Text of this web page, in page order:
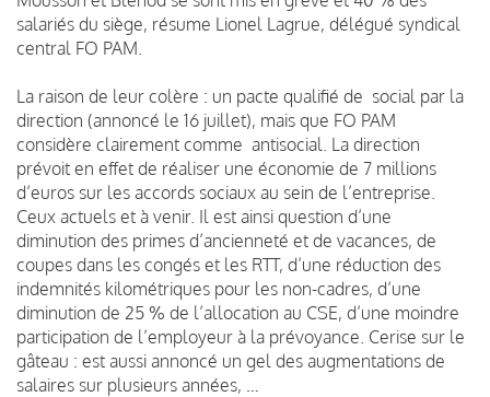
salariés du siège, résume Lionel Lagrue, délégué syndical
central FO PAM.
La raison de leur colère : un pacte qualifié de social par la
direction (annoncé le 16 juillet), mais que FO PAM
considère clairement comme antisocial. La direction
prévoit en effet de réaliser une économie de 7 millions
d’euros sur les accords sociaux au sein de l’entreprise.
Ceux actuels et à venir. Il est ainsi question d’une
diminution des primes d’ancienneté et de vacances, de
coupes dans les congés et les RTT, d’une réduction des
indemnités kilométriques pour les non-cadres, d’une
diminution de 25 % de l’allocation au CSE, d’une moindre
participation de l’employeur à la prévoyance. Cerise sur le
gâteau : est aussi annoncé un gel des augmentations de
salaires sur plusieurs années, …